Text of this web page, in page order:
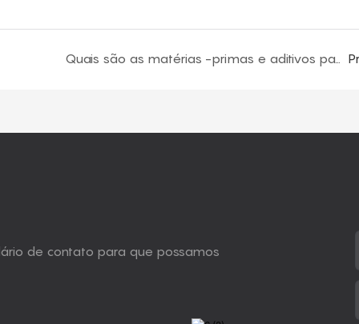
Quais são as matérias -primas e aditivos para espuma de pele integral de poliuretano?
de contato para que possamos